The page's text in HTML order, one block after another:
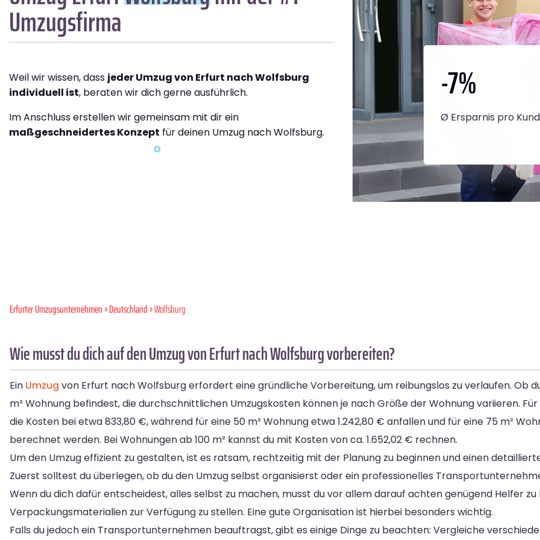
Umzugsfirma
Weil wir wissen, dass jeder Umzug von Erfurt nach Wolfsburg
individuell ist, beraten wir dich gerne ausführlich.
Im Anschluss erstellen wir gemeinsam mit dir ein
maßgeschneidertes Konzept für deinen Umzug nach Wolfsburg.
-7%
Ø Ersparnis pro
Erfurter Umzugsunternehmen»Deutschland» Wolfsburg
Wie musst du dich auf den Umzug von Erfurt nach Wolfsburg vorbereiten?
Ein Umzug von Erfurt nach Wolfsburg erfordert eine gründliche Vorbereitung, um reibungslos zu verlaufen. Ob
m² Wohnung befindest, die durchschnittlichen Umzugskosten können je nach Größe der Wohnung variieren. Für
die Kosten bei etwa 833,80 €, während für eine 50 m² Wohnung etwa 1.242,80 € anfallen und für eine 75 m²
berechnet werden. Bei Wohnungen ab 100 m² kannst du mit Kosten von ca. 1.652,02 € rechnen.
Um den Umzug effizient zu gestalten, ist es ratsam, rechtzeitig mit der Planung zu beginnen und einen
Zuerst solltest du überlegen, ob du den Umzug selbst organisierst oder ein professionelles
Wenn du dich dafür entscheidest, alles selbst zu machen, musst du vor allem darauf achten genügend Helfer
Verpackungsmaterialien zur Verfügung zu stellen. Eine gute Organisation ist hierbei besonders wichtig.
Falls du jedoch ein Transportunternehmen beauftragst, gibt es einige Dinge zu beachten: Vergleiche